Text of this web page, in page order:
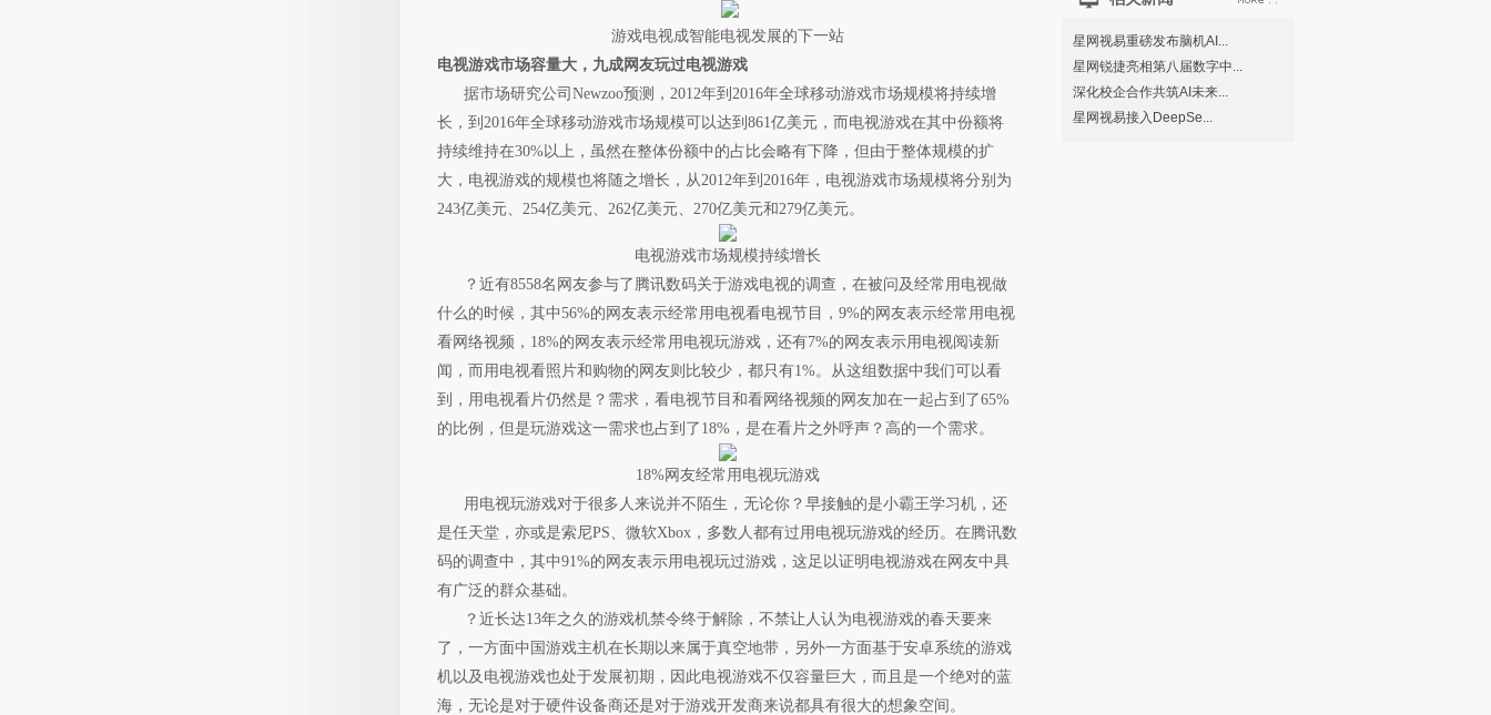
游戏电视成智能电视发展的下一站
电视游戏市场容量大，九成网友玩过电视游戏
据市场研究公司Newzoo预测，2012年到2016年全球移动游戏市场规模将持续增
长，到2016年全球移动游戏市场规模可以达到861亿美元，而电视游戏在其中份额将
持续维持在30%以上，虽然在整体份额中的占比会略有下降，但由于整体规模的扩
大，电视游戏的规模也将随之增长，从2012年到2016年，电视游戏市场规模将分别为
243亿美元、254亿美元、262亿美元、270亿美元和279亿美元。
电视游戏市场规模持续增长
？近有8558名网友参与了腾讯数码关于游戏电视的调查，在被问及经常用电视做
什么的时候，其中56%的网友表示经常用电视看电视节目，9%的网友表示经常用电视
看网络视频，18%的网友表示经常用电视玩游戏，还有7%的网友表示用电视阅读新
闻，而用电视看照片和购物的网友则比较少，都只有1%。从这组数据中我们可以看
到，用电视看片仍然是？需求，看电视节目和看网络视频的网友加在一起占到了65%
的比例，但是玩游戏这一需求也占到了18%，是在看片之外呼声？高的一个需求。
18%网友经常用电视玩游戏
用电视玩游戏对于很多人来说并不陌生，无论你？早接触的是小霸王学习机，还
是任天堂，亦或是索尼PS、微软Xbox，多数人都有过用电视玩游戏的经历。在腾讯数
码的调查中，其中91%的网友表示用电视玩过游戏，这足以证明电视游戏在网友中具
有广泛的群众基础。
？近长达13年之久的游戏机禁令终于解除，不禁让人认为电视游戏的春天要来
了，一方面中国游戏主机在长期以来属于真空地带，另外一方面基于安卓系统的游戏
机以及电视游戏也处于发展初期，因此电视游戏不仅容量巨大，而且是一个绝对的蓝
海，无论是对于硬件设备商还是对于游戏开发商来说都具有很大的想象空间。
星网视易重磅发布脑机AI...
星网锐捷亮相第八届数字中...
深化校企合作共筑AI未来...
星网视易接入DeepSe...